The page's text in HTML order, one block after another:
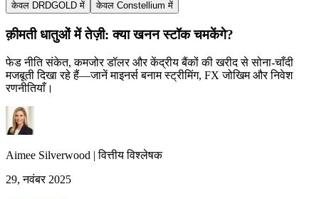
केवल DRDGOLD में केवल Constellium में
क़ीमती धातुओं में तेज़ी: क्या खनन स्टॉक चमकेंगे?
फेड नीति संकेत, कमजोर डॉलर और केंद्रीय बैंकों की खरीद से सोना‑चाँदी
मजबूती दिखा रहे हैं—जानें माइनर्स बनाम स्ट्रीमिंग, FX जोखिम और निवेश
रणनीतियाँ।
Aimee Silverwood |वित्तीय विश्लेषक
29, नवंबर 2025